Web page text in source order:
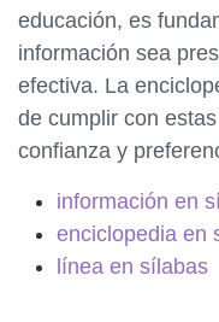
educación, es
información sea
efectiva. La
de cumplir con
confianza y
información en
enciclopedia en
línea en sílabas